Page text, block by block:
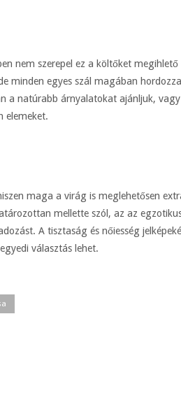
nem szerepel ez a költőket
minden egyes szál magában
a natúrabb árnyalatokat ajánljuk,
elemeket.
maga a virág is meglehetősen
mellette szól, az az
A tisztaság és nőiesség
választás lehet.